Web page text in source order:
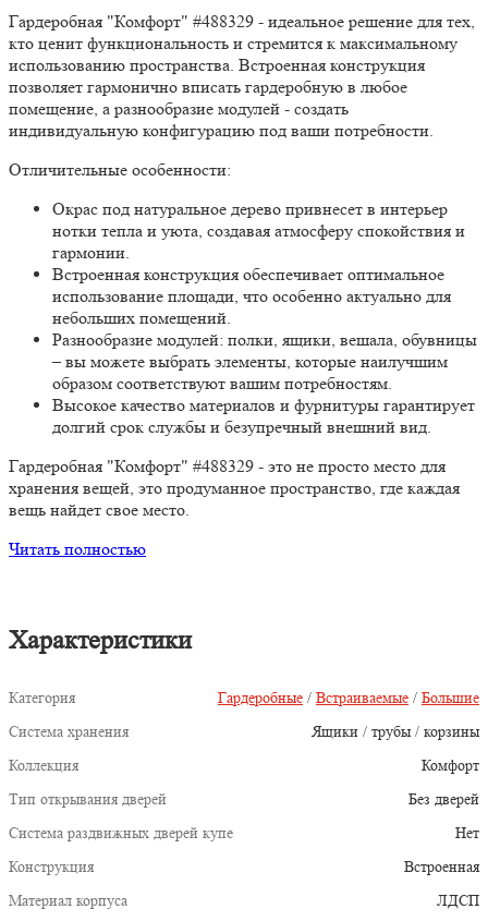
Гардеробная "Комфорт" #488329 - идеальное решение для тех,
кто ценит функциональность и стремится к максимальному
использованию пространства. Встроенная конструкция
позволяет гармонично вписать гардеробную в любое
помещение, а разнообразие модулей - создать
индивидуальную конфигурацию под ваши потребности.
Отличительные особенности:
Окрас под натуральное дерево привнесет в интерьер
нотки тепла и уюта, создавая атмосферу спокойствия и
гармонии.
Встроенная конструкция обеспечивает оптимальное
использование площади, что особенно актуально для
небольших помещений.
Разнообразие модулей: полки, ящики, вешала, обувницы
– вы можете выбрать элементы, которые наилучшим
образом соответствуют вашим потребностям.
Высокое качество материалов и фурнитуры гарантирует
долгий срок службы и безупречный внешний вид.
Гардеробная "Комфорт" #488329 - это не просто место для
хранения вещей, это продуманное пространство, где каждая
вещь найдет свое место.
Читать полностью
Характеристики
Категория Гардеробные / Встраиваемые / Большие
Система хранения
Ящики / трубы / корзины
Коллекция
Комфорт
Тип открывания дверей
Без дверей
Система раздвижных дверей купе
Нет
Конструкция
Встроенная
Материал корпуса
ЛДСП